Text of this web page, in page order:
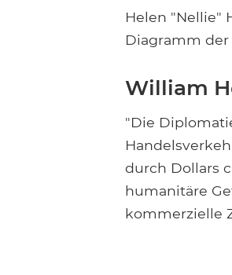
Helen "Nellie"
Diagramm der
William
"Die
durch Dollars
humanitäre
kommerzielle